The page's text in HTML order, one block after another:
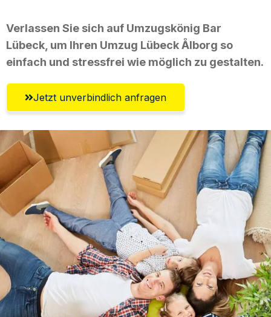
Verlassen Sie sich auf Umzugskönig Bar
Lübeck, um Ihren Umzug Lübeck Ålborg so
einfach und stressfrei wie möglich zu gestalten.
Jetzt unverbindlich anfragen